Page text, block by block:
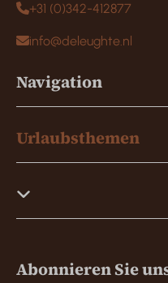
+31 (0)342-412877
info@deleughte.nl
Navigation
Urlaubsthemen
Abonnieren Sie